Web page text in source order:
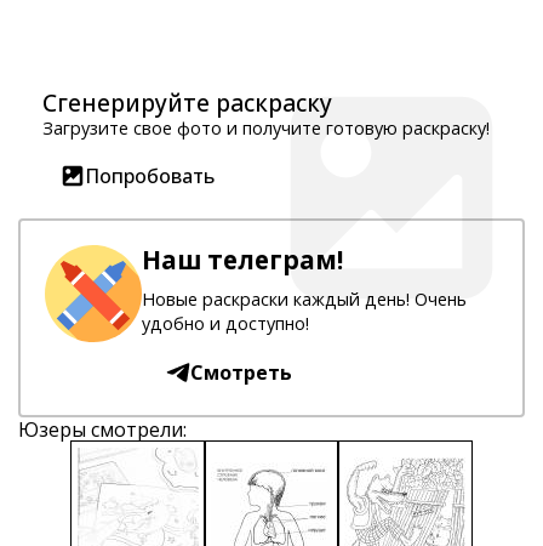
Сгенерируйте раскраску
Загрузите свое фото и получите готовую раскраску!
Попробовать
Наш телеграм!
Новые раскраски каждый день! Очень
удобно и доступно!
Смотреть
Юзеры смотрели: